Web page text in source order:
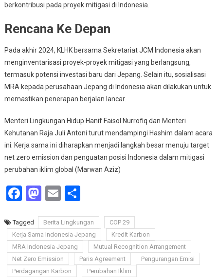
berkontribusi pada proyek mitigasi di Indonesia.
Rencana Ke Depan
Pada akhir 2024, KLHK bersama Sekretariat JCM Indonesia akan
menginventarisasi proyek-proyek mitigasi yang berlangsung,
termasuk potensi investasi baru dari Jepang. Selain itu, sosialisasi
MRA kepada perusahaan Jepang di Indonesia akan dilakukan untuk
memastikan penerapan berjalan lancar.
Menteri Lingkungan Hidup Hanif Faisol Nurrofiq dan Menteri
Kehutanan Raja Juli Antoni turut mendampingi Hashim dalam acara
ini. Kerja sama ini diharapkan menjadi langkah besar menuju target
net zero emission dan penguatan posisi Indonesia dalam mitigasi
perubahan iklim global (Marwan Aziz)
Facebook
Mastodon
EmailShare
Tagged Berita Lingkungan
COP 29
Kerja Sama Indonesia Jepang
Kredit Karbon
MRA Indonesia Jepang
Mutual Recognition Arrangement
Net Zero Emission
Paris Agreement
Pengurangan Emisi
Perdagangan Karbon
Perubahan Iklim